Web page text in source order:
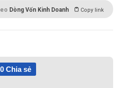
Dòng Vốn Kinh Doanh Copy link
0Chia sẻ